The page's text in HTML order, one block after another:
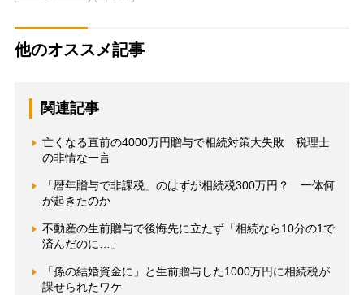
他のオススメ記事
関連記事
亡くなる直前の4000万円贈与で相続対策大失敗 税理士
の非情な一言
「暦年贈与で非課税」のはずが相続税300万円？ 一体何
が起きたのか
不動産の生前贈与で後悔先に立たず「相続なら10分の1で
済んだのに…」
「孫の結婚資金に」と生前贈与した1000万円に相続税が
課せられたワケ